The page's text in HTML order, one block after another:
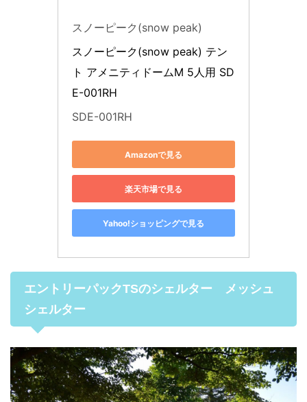
スノーピーク(snow peak)
スノーピーク(snow peak) テン
ト アメニティドームM 5人用 SD
E-001RH
SDE-001RH
Amazonで見る
楽天市場で見る
Yahoo!ショッピングで見る
エントリーパックTSのシェルター メッシュ
シェルター